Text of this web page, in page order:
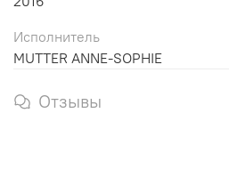
Исполнитель
MUTTER ANNE-SOPHIE
Отзывы